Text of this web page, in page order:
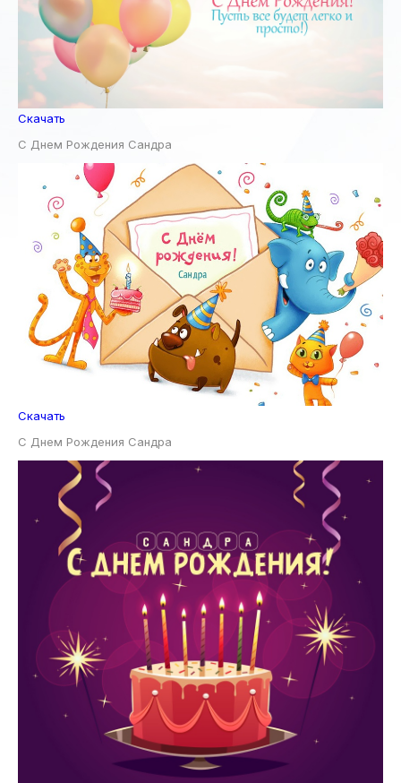
Скачать
С Днем Рождения Сандра
Скачать
С Днем Рождения Сандра